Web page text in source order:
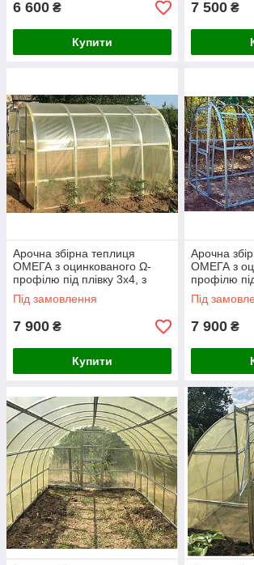
6 600 ₴
Купити
7 500 ₴
Арочна збірна теплиця
ОМЕГА з оцинкованого Ω-
профілю під плівку 3х4, з
плівкою 150 мкм
Під замовлення
7 900 ₴
Купити
Арочна
ОМЕГА з
профілю
каркас без
Під
7 900 ₴